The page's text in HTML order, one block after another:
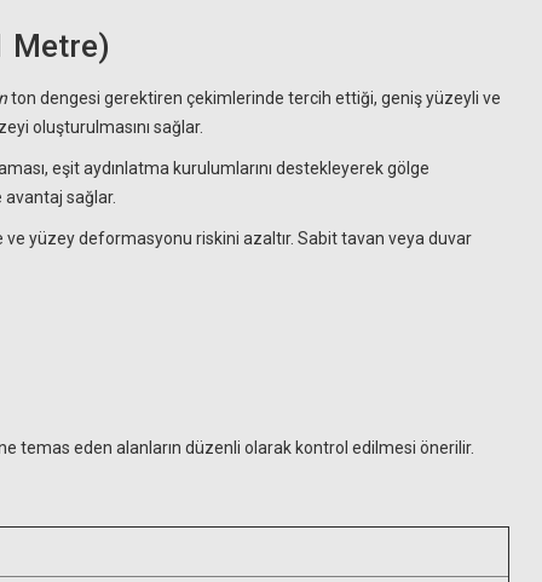
Metre)
ton dengesi gerektiren çekimlerinde tercih ettiği, geniş yüzeyli ve
oluşturulmasını sağlar.
eşit aydınlatma kurulumlarını destekleyerek gölge
sağlar.
ve yüzey deformasyonu riskini azaltır. Sabit tavan veya duvar
temas eden alanların düzenli olarak kontrol edilmesi önerilir.